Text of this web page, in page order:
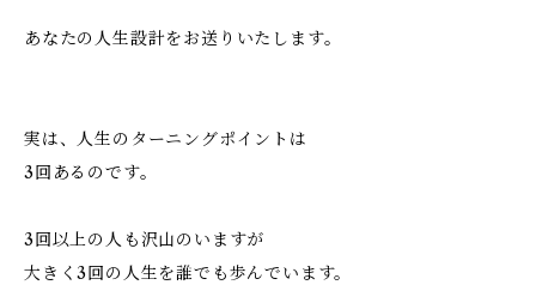
あなたの人生設計をお送りいたします。
実は、人生のターニングポイントは
3回あるのです。
3回以上の人も沢山のいますが
大きく3回の人生を誰でも歩んでいます。